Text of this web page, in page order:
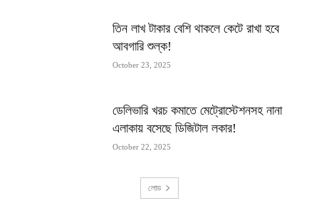
তিন লাখ টাকার বেশি থাকলে কেটে রাখা হবে
আবগারি শুল্ক!
October 23, 2025
ডেলিভারি খরচ কমাতে মেট্রোস্টেশনসহ নানা
এলাকায় বসেছে ডিজিটাল লকার!
October 22, 2025
লোড